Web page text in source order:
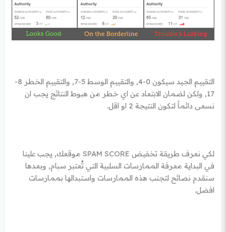
التقييم الجيد سيكون 0-4, والتقييم الوسط 5-7, والتقييم الخطر 8-
17, ولكن لضمان الابتعاد عن اي خطر من هبوط النتائج يجب ان
نسعى دائماً لتكون النتيجة 2 او اقل.
لكي نعرف طريقة تخفيض SPAM SCORE موقعك, يجب علينا
في البداية معرفة الممارسات السلبية التي تُعتبر سبام, وبعدها
سنقدم نصائح لتجنب هذه الممارسات واستبدالها بممارسات
افضل.